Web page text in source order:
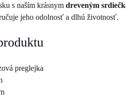
s naším krásnym dreveným
jeho odolnosť a dlhú životnosť.
preglejka